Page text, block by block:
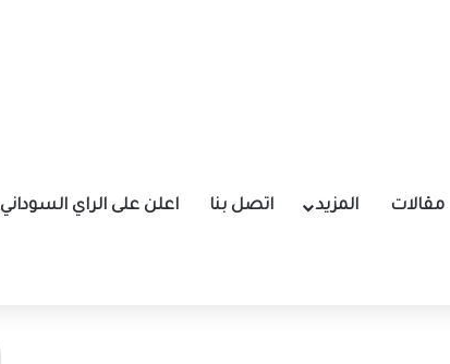
مقالات المزيد اتصل بنا اعلن على الراي السوداني